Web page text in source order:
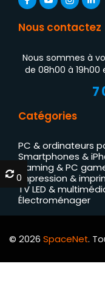
Nous contactez
Nous sommes à
de 08h00 à 19h00
Catégories
PC & ordinateurs
Smartphones &
Gaming & PC
Impression &
TV LED &
Électroménager
© 2026 SpaceNet.
0
0